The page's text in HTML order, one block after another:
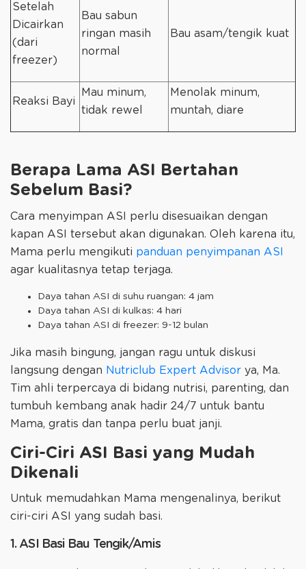
Setelah
Dicairkan
(dari
freezer)
Bau sabun
ringan masih
normal
Bau asam/tengik kuat
Reaksi Bayi
Mau minum,
tidak rewel
Menolak minum,
muntah, diare
Berapa Lama ASI Bertahan
Sebelum Basi?
Cara menyimpan ASI perlu disesuaikan dengan
kapan ASI tersebut akan digunakan. Oleh karena itu,
Mama perlu mengikuti panduan penyimpanan ASI
agar kualitasnya tetap terjaga.
Daya tahan ASI di suhu ruangan: 4 jam
Daya tahan ASI di kulkas: 4 hari
Daya tahan ASI di freezer: 9-12 bulan
Jika masih bingung, jangan ragu untuk diskusi
langsung dengan Nutriclub Expert Advisor ya, Ma.
Tim ahli terpercaya di bidang nutrisi, parenting, dan
tumbuh kembang anak hadir 24/7 untuk bantu
Mama, gratis dan tanpa perlu buat janji.
Ciri-Ciri ASI Basi yang Mudah
Dikenali
Untuk memudahkan Mama mengenalinya, berikut
ciri-ciri ASI yang sudah basi.
1. ASI Basi Bau Tengik/Amis